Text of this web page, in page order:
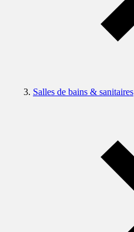
Salles de bains & sanitaires